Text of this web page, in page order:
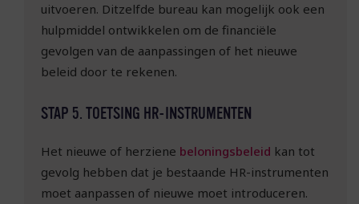
uitvoeren. Ditzelfde bureau kan mogelijk ook een
hulpmiddel ontwikkelen om de financiële
gevolgen van de aanpassingen of het nieuwe
beleid door te rekenen.
STAP 5. TOETSING HR-INSTRUMENTEN
Het nieuwe of herziene beloningsbeleid kan tot
gevolg hebben dat je bestaande HR-instrumenten
moet aanpassen of nieuwe moet introduceren.